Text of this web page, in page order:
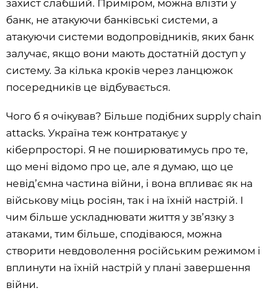
захист слабший. Приміром, можна влізти у
банк, не атакуючи банківські системи, а
атакуючи системи водопровідників, яких банк
залучає, якщо вони мають достатній доступ у
систему. За кілька кроків через ланцюжок
посередників це відбувається.
Чого б я очікував? Більше подібних supply chain
attacks. Україна теж контратакує у
кіберпросторі. Я не поширюватимусь про те,
що мені відомо про це, але я думаю, що це
невід’ємна частина війни, і вона впливає як на
військову міць росіян, так і на їхній настрій. І
чим більше ускладнювати життя у зв’язку з
атаками, тим більше, сподіваюся, можна
створити невдоволення російським режимом і
вплинути на їхній настрій у плані завершення
війни.